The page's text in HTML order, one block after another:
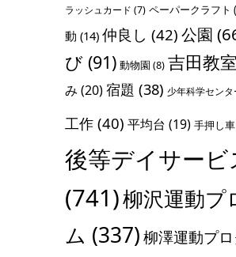
ラッシュカード (7) ペーパークラフト
動 (14) 仲良し (42) 公園
び (91) 動物園 (8) 吉田教室
み (20)宿題 (38) 少年科学センタ
工作 (40) 平均台 (19) 手押し車
後等デイサービ
(741)柳沢運動プ
ム (337)柳澤運動プ